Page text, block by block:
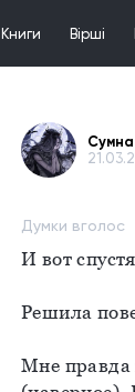
Книги Вірші
Думки вголос
И вот
Решила
Мне правда